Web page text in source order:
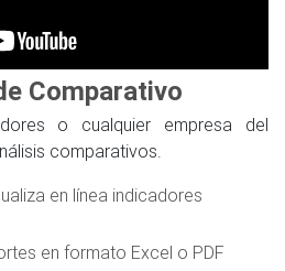
Comparativo
o cualquier empresa del
comparativos.
en línea indicadores
en formato Excel o PDF